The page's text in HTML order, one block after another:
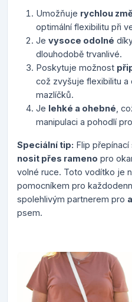
Umožňuje rychlou
optimální flexibilitu při
Je vysoce odolné
dlouhodobě trvanlivé.
Poskytuje možnost
což zvyšuje flexibilitu a
mazlíčků.
Je lehké a ohebné ,
manipulaci a pohodlí
Speciální tip: Flip
nosit přes rameno pro
volné ruce. Toto vodítko je
pomocníkem pro
spolehlivým partnerem pro
psem.